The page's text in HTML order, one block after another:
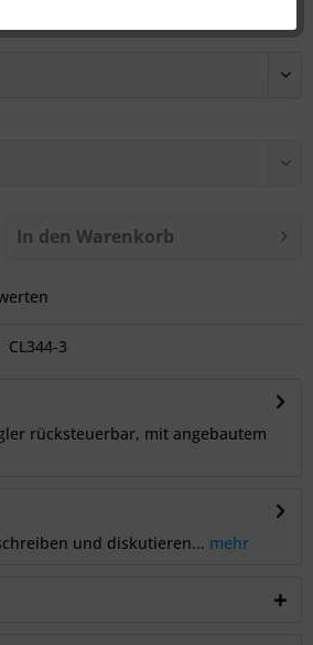
In den Warenkorb
CL344-3
rücksteuerbar, mit angebautem
und diskutieren... mehr